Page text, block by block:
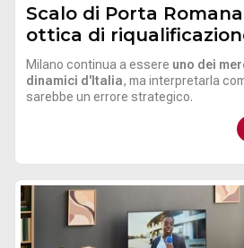
Scalo di Porta
ottica di
Milano continua a essere uno dei
dinamici d'Italia, ma interpretarla
sarebbe un errore strategico.